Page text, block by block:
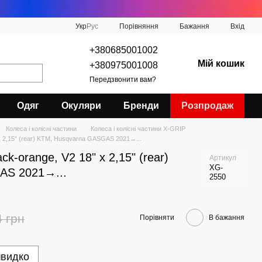
УкрРус Порівняння Бажання Вхід
+380685001002
+380975001008
Передзвонити вам?
Мій кошик
Одяг Окуляри Бренди Розпродаж
Колеса і колісні частини
Колеса і колісні частини X-GRIP
(rear) KTM, Husqvarna GASGAS 2021→...
orange, V2 18" x 2,15" (rear)
2021→...
Артикул
XG-
2550
грн Порівняти В бажання